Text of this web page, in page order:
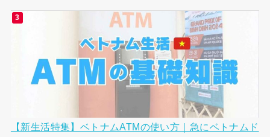
【新生活特集】ベトナムATMの使い方｜急にベトナムド